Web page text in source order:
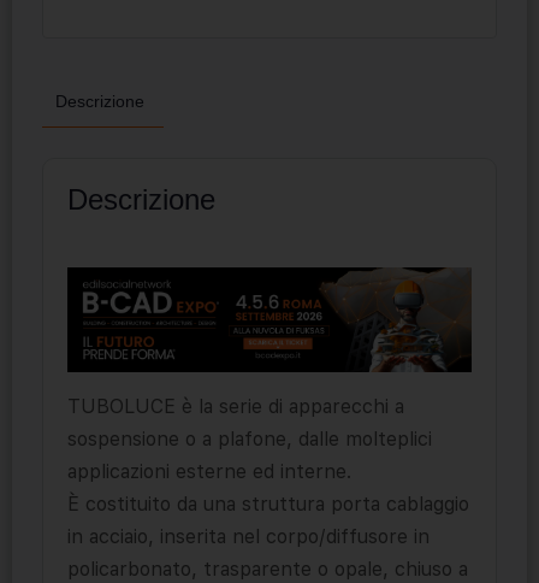
Descrizione
Descrizione
TUBOLUCE è la serie di apparecchi a
sospensione o a plafone, dalle molteplici
applicazioni esterne ed interne.‎
È costituito da una struttura porta cablaggio
in acciaio, inserita nel corpo/diffusore in
policarbonato, trasparente o opale, chiuso a